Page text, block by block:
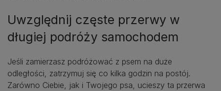
Uwzględnij częste przerwy w
długiej podróży samochodem
Jeśli zamierzasz podróżować z psem na duże
odległości, zatrzymuj się co kilka godzin na postój.
Zarówno Ciebie, jak i Twojego psa, ucieszy ta przerwa